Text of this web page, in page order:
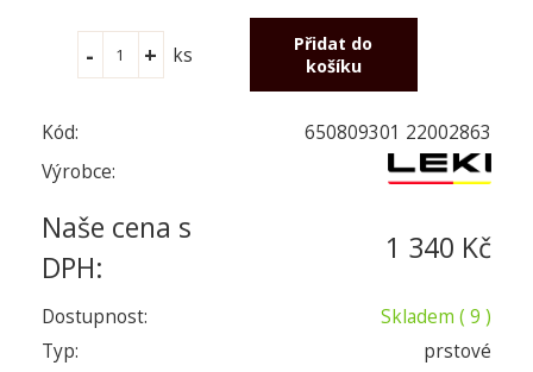
ks
Kód:
650809301 22002863
Výrobce:
Naše cena s
DPH:
1 340 Kč
Dostupnost: Skladem ( 9 )
Typ:
prstové